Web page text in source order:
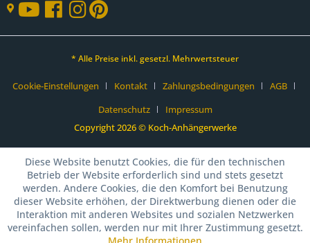
* Alle Preise inkl. gesetzl. Mehrwertsteuer
Cookie-Einstellungen Kontakt Zahlungsbedingungen
AGB
Datenschutz
Impressum
Copyright 2026 © Koch-Anhängerwerke
Diese Website benutzt Cookies, die für den technischen
Betrieb der Website erforderlich sind und stets gesetzt
werden. Andere Cookies, die den Komfort bei Benutzung
dieser Website erhöhen, der Direktwerbung dienen oder die
Interaktion mit anderen Websites und sozialen Netzwerken
vereinfachen sollen, werden nur mit Ihrer Zustimmung gesetzt.